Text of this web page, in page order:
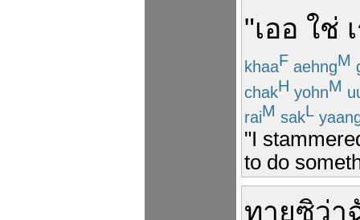
"เออ ใช่
khaaF aehngM
chakH yohnM
raiM sakL
"I
to do
ทายซิว่า